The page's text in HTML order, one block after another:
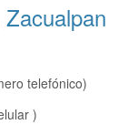
telefónico)
)